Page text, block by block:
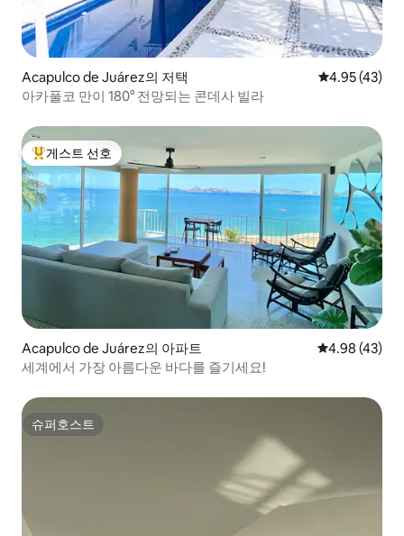
Acapulco de Juárez의 저택 평점 4.95점
4.95 (43)
아카풀코 만이 180° 전망되는 콘데사 빌라
상위 게스트 선호
게스트 선호
Acapulco de Juárez의 아파트 평점 4.98점(5
4.98 (43)
세계에서 가장 아름다운 바다를 즐기세요!
슈퍼호스트
슈퍼호스트